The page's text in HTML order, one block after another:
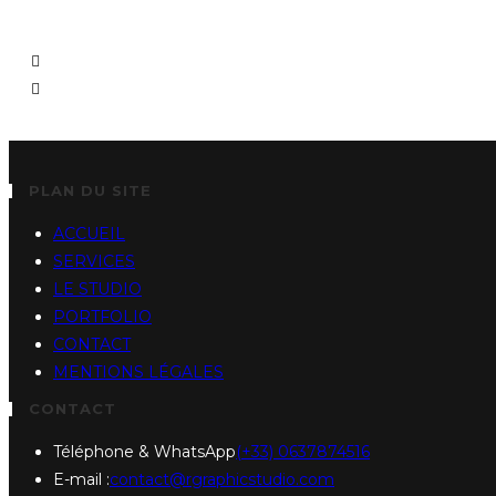
PLAN DU SITE
ACCUEIL
SERVICES
LE STUDIO
PORTFOLIO
CONTACT
MENTIONS LÉGALES
CONTACT
Téléphone & WhatsApp(+33) 0637874516
E-mail :contact@rgraphicstudio.com